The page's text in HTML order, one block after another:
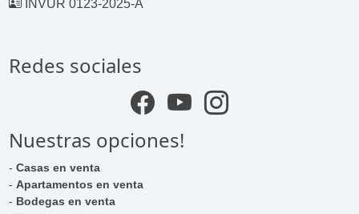
INVUR 0123-2025-A
Redes sociales
Nuestras opciones!
-Casas en venta
-Apartamentos en venta
- Bodegas en venta